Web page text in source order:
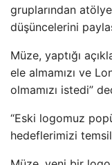
gruplarından atölye
düşüncelerini
Müze, yaptığı
ele almamızı ve
olmamızı istedi”
“Eski logomuz
hedeflerimizi